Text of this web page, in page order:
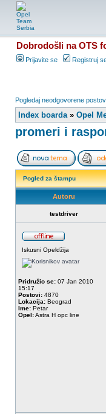
Dobrodošli na OTS
Prijavite se Registruj
Pogledaj neodgovorene
Index boarda» Opel
promeri i
Pogled za štampu
Autoru
testdriver
Iskusni Opeldžija
Pridružio se: 07 Jan 2010
15:17
Postovi: 4870
Lokacija: Beograd
Ime: Petar
Opel:Astra H opc line